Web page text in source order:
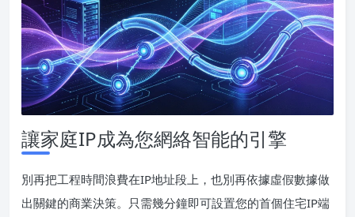
讓家庭IP成為您網絡智能的引擎
別再把工程時間浪費在IP地址段上，也別再依據虛假數據做
出關鍵的商業決策。只需幾分鐘即可設置您的首個住宅IP端